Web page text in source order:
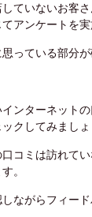
ていないお客
アンケートを実
っている部分が
ンターネット
クしてみましょ
コミは訪れて
。
ながらフィー